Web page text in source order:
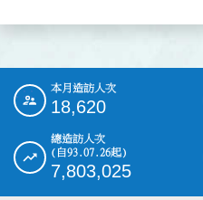
::: 本月造訪人次
18,620
總造訪人次
(自93.07.26起)
7,803,025